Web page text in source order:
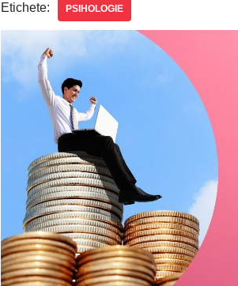
Etichete: PSIHOLOGIE